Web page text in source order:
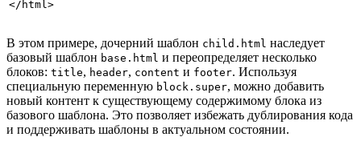
В этом примере, дочерний шаблон child.html наследует
базовый шаблон base.html и переопределяет несколько
блоков: title, header, content и footer. Используя
специальную переменную block.super, можно добавить
новый контент к существующему содержимому блока из
базового шаблона. Это позволяет избежать дублирования кода
и поддерживать шаблоны в актуальном состоянии.